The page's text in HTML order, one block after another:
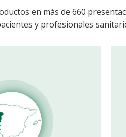
en más de 660
y profesionales